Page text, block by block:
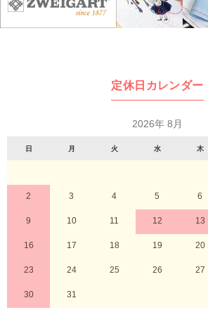
定休日カレンダー
2026年 8月
日 月 火 水 木
2 3 4 5 6
9 10 11 12 13
16 17 18 19 20
23 24 25 26 27
30 31